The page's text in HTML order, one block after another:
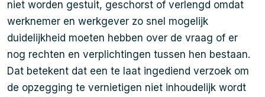
niet worden gestuit, geschorst of verlengd omdat
werknemer en werkgever zo snel mogelijk
duidelijkheid moeten hebben over de vraag of er
nog rechten en verplichtingen tussen hen bestaan.
Dat betekent dat een te laat ingediend verzoek om
de opzegging te vernietigen niet inhoudelijk wordt